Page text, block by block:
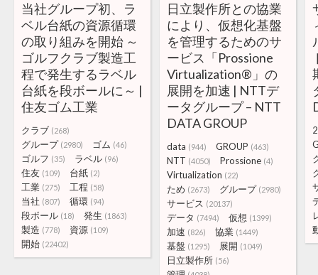
当社グループ初、ラ
ベル台紙の資源循環
の取り組みを開始 ～
ゴルフクラブ製造工
程で発生するラベル
台紙を段ボールに～ |
住友ゴム工業
クラブ (268)
グループ (2980) ゴム (46)
ゴルフ (35) ラベル (96)
住友 (109) 台紙 (2)
工業 (275) 工程 (58)
当社 (807) 循環 (94)
段ボール (18) 発生 (1863)
製造 (778) 資源 (109)
開始 (22402)
日立製作所との協業
により、仮想化基盤
を管理するためのサ
ービス「Prossione
Virtualization®」の
展開を加速 | NTTデ
ータグループ – NTT
DATA GROUP
data (944) GROUP (463)
NTT (4050) Prossione (4)
Virtualization (22)
ため (2673) グループ (2980)
サービス (20137)
データ (7494) 仮想 (1399)
加速 (826) 協業 (1449)
基盤 (1295) 展開 (1049)
日立製作所 (56)